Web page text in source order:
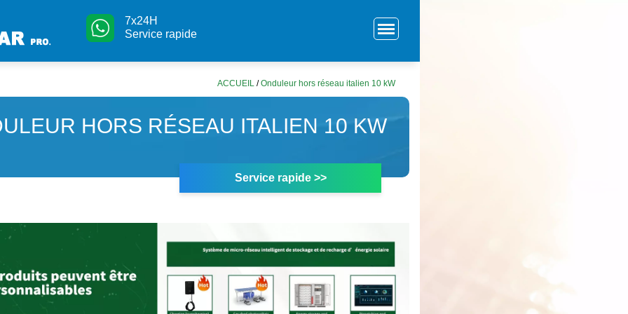
7x24H
Service rapide
ACCUEIL /Onduleur hors réseau italien 10 kW
HORS RÉSEAU ITALIEN 10 KW
Service rapide >>